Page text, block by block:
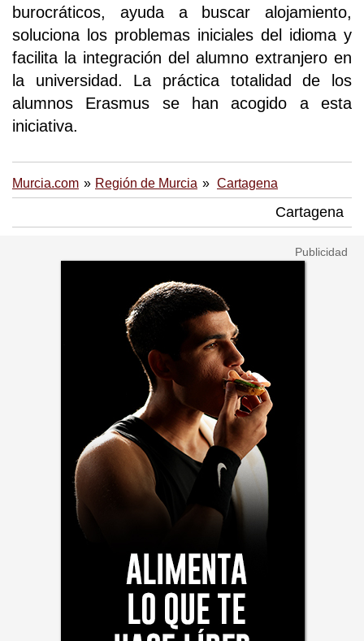
burocráticos, ayuda a buscar alojamiento,
soluciona los problemas iniciales del idioma y
facilita la integración del alumno extranjero en
la universidad. La práctica totalidad de los
alumnos Erasmus se han acogido a esta
iniciativa.
Murcia.com Región de Murcia Cartagena
Cartagena